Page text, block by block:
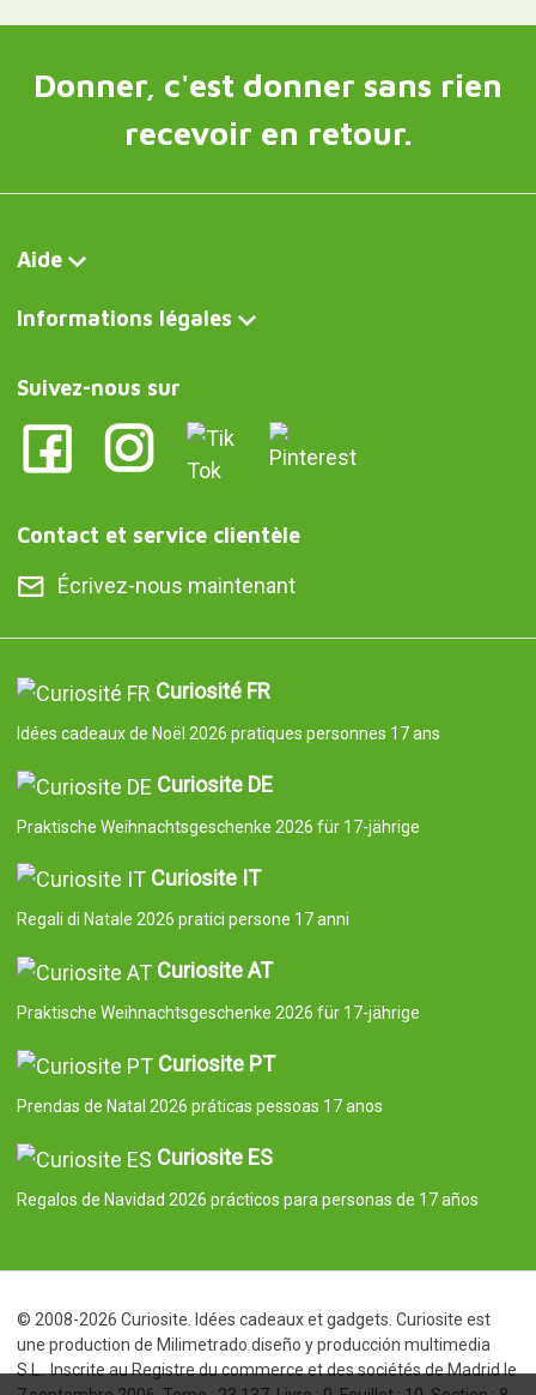
Donner, c'est donner sans rien
recevoir en retour.
Aide
Informations légales
Suivez-nous sur
Contact et service clientèle
Écrivez-nous maintenant
Curiosité FR
Idées cadeaux de Noël 2026 pratiques personnes 17 ans
Curiosite DE
Praktische Weihnachtsgeschenke 2026 für 17-jährige
Curiosite IT
Regali di Natale 2026 pratici persone 17 anni
Curiosite AT
Praktische Weihnachtsgeschenke 2026 für 17-jährige
Curiosite PT
Prendas de Natal 2026 práticas pessoas 17 anos
Curiosite ES
Regalos de Navidad 2026 prácticos para personas de 17 años
© 2008-2026 Curiosite. Idées cadeaux et gadgets. Curiosite est
une production de Milimetrado diseño y producción multimedia
S.L.. Inscrite au Registre du commerce et des sociétés de Madrid le